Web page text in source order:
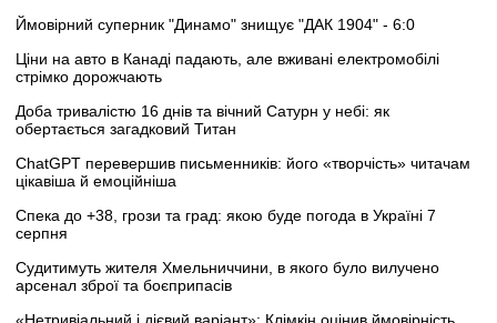
Ймовірний суперник "Динамо" знищує "ДАК 1904" - 6:0
Ціни на авто в Канаді падають, але вживані електромобілі
стрімко дорожчають
Доба тривалістю 16 днів та вічний Сатурн у небі: як
обертається загадковий Титан
ChatGPT перевершив письменників: його «творчість» читачам
цікавіша й емоційніша
Спека до +38, грози та град: якою буде погода в Україні 7
серпня
Судитимуть жителя Хмельниччини, в якого було вилучено
арсенал зброї та боєприпасів